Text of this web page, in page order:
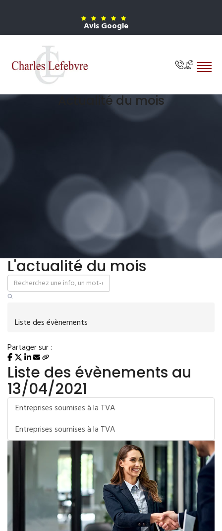
Avis Google
Actualité du mois
L'actualité du mois
Liste des évènements
Partager sur :
Liste des évènements au
13/04/2021
Entreprises soumises à la TVA
Entreprises soumises à la TVA